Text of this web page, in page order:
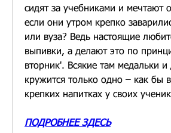
сидят за учебниками и мечтают
если они утром крепко
или вуза? Ведь настоящие
выпивки, а делают это по
вторник'. Всякие там медальки
кружится только одно – как бы
крепких напитках у своих
ПОДРОБНЕЕ ЗДЕСЬ